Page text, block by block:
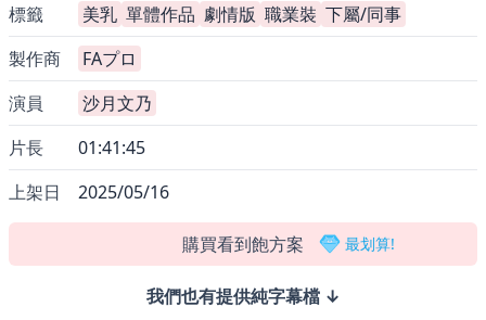
標籤
美乳 單體作品 劇情版 職業裝 下屬/同事
製作商
FAプロ
演員
沙月文乃
片長
01:41:45
上架日
2025/05/16
喜歡這支影片嗎？你可以...購買看到飽方案 最划算!
我們也有提供純字幕檔 ↓